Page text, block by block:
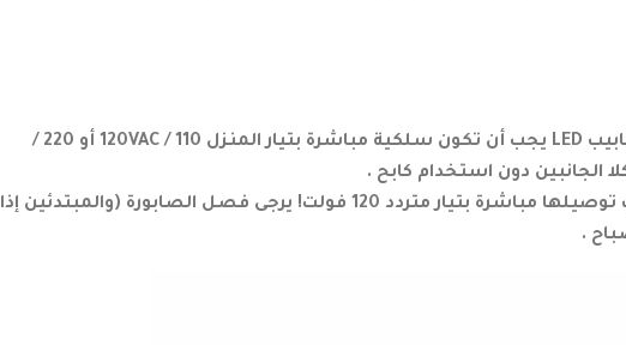
سهل جدا ، يرجى التأكد من أن أنابيب LED يجب أن تكون سلكية مباشرة بتيار المنزل 110 / 120VAC أو 220 /
يلزم إعادة الأسلاك الثابتة : يجب توصيلها مباشرة بتيار متردد 120 فولت! يرجى فصل الصابورة (والمبتدئين إذا
.